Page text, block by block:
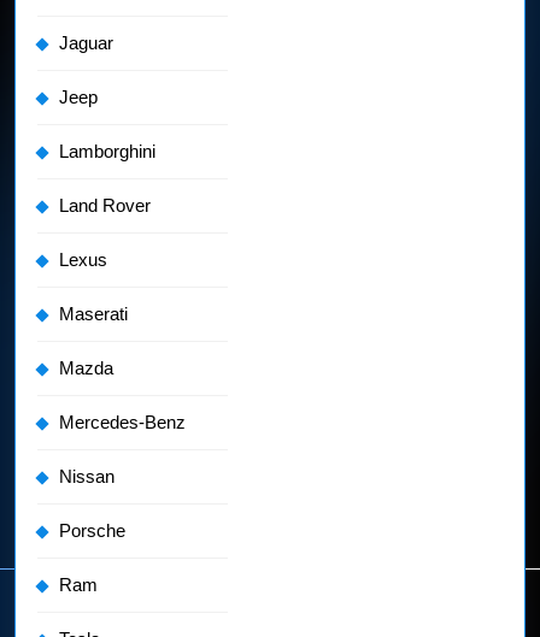
Jaguar
Jeep
Lamborghini
Land Rover
Lexus
Maserati
Mazda
Mercedes-Benz
Nissan
Porsche
Ram